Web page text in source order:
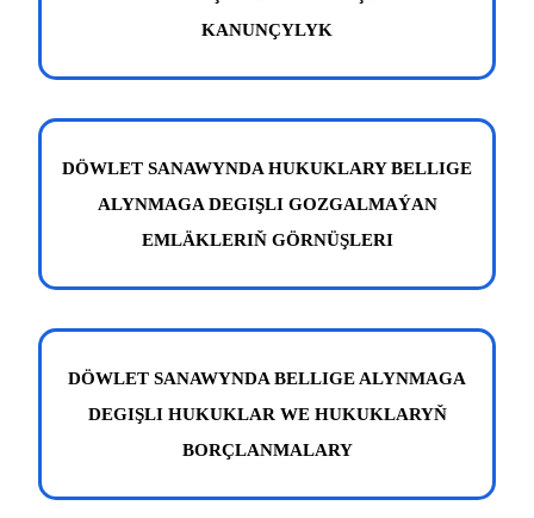
KANUNÇYLYK
DÖWLET SANAWYNDA HUKUKLARY BELLIGE
ALYNMAGA DEGIŞLI GOZGALMAÝAN
EMLÄKLERIŇ GÖRNÜŞLERI
DÖWLET SANAWYNDA BELLIGE ALYNMAGA
DEGIŞLI HUKUKLAR WE HUKUKLARYŇ
BORÇLANMALARY